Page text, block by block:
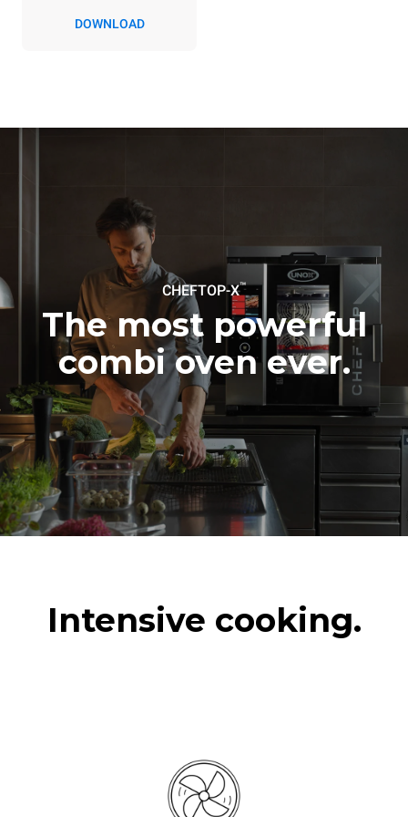
zdrojů.Greenhouse Gas
6 full loads of roast
chickens
6 full loads cooking with
steam
DOWNLOAD
CHEFTOP-X™
The most powerful
combi oven ever.
Intensive cooking.